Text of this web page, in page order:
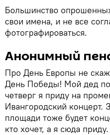
Большинство
свои имена, и не все
фотографироваться.
Анонимный
Про День Европы не
День Победы! Мой дед
четверг я приду на
Ивангородский концерт.
площади тоже будет
кто хочет, а я сюда приду.